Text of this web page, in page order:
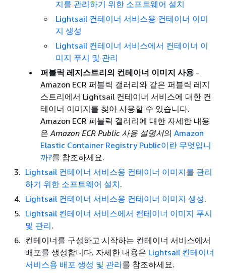
지를 관리하기 위한 소프트웨어 설치
Lightsail 컨테이너 서비스용 컨테이너 이미
지 생성
Lightsail 컨테이너 서비스에서 컨테이너 이
미지 푸시 및 관리
퍼블릭 레지스트리의 컨테이너 이미지 사용 -
Amazon ECR 퍼블릭 갤러리와 같은 퍼블릭 레지
스트리에서 Lightsail 컨테이너 서비스에 대한 컨
테이너 이미지를 찾아 사용할 수 있습니다.
Amazon ECR 퍼블릭 갤러리에 대한 자세한 내용
은 Amazon ECR Public 사용 설명서의 Amazon
Elastic Container Registry Public이란 무엇입니
까?를 참조하세요.
Lightsail 컨테이너 서비스용 컨테이너 이미지를 관리
하기 위한 소프트웨어 설치.
Lightsail 컨테이너 서비스용 컨테이너 이미지 생성.
Lightsail 컨테이너 서비스에서 컨테이너 이미지 푸시
및 관리.
컨테이너를 구성하고 시작하는 컨테이너 서비스에서
배포를 생성합니다. 자세한 내용은 Lightsail 컨테이너
서비스용 배포 생성 및 관리를 참조하세요.